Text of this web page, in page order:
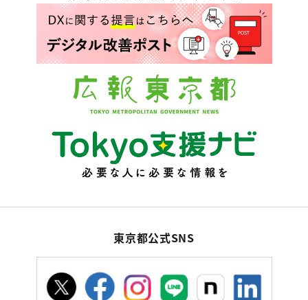
東京都公式SNS